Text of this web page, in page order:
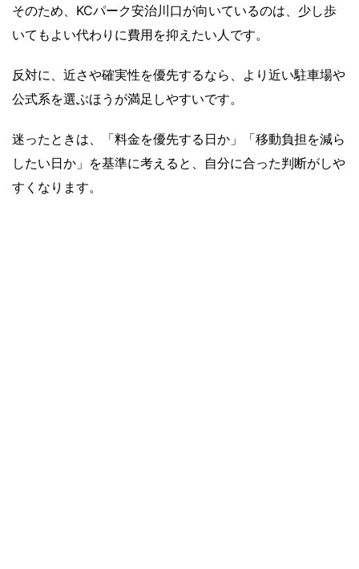
そのため、KCパーク安治川口が向いているのは、少し歩
いてもよい代わりに費用を抑えたい人です。
反対に、近さや確実性を優先するなら、より近い駐車場や
公式系を選ぶほうが満足しやすいです。
迷ったときは、「料金を優先する日か」「移動負担を減ら
したい日か」を基準に考えると、自分に合った判断がしや
すくなります。